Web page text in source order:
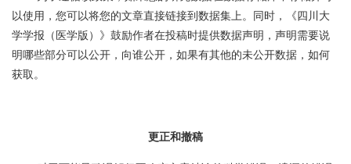
以使用，您可以将您的文章直接链接到数据集上。同时，《四川大
学学报（医学版）》鼓励作者在投稿时提供数据声明，声明需要说
明哪些部分可以公开，向谁公开，如果有其他的未公开数据，如何
获取。
更正和撤稿